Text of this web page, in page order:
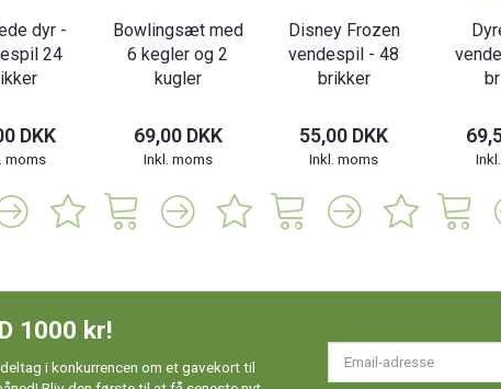
dyr -
24
DKK
moms
Bowlingsæt med
6 kegler og 2
kugler
69,00 DKK
Inkl. moms
Disney Frozen
vendespil - 48
brikker
55,00 DKK
Inkl. moms
1000 kr!
i konkurrencen om et gavekort til